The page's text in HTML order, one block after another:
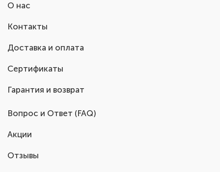
О нас
Контакты
Доставка и оплата
Сертификаты
Гарантия и возврат
Вопрос и Ответ (FAQ)
Акции
Отзывы